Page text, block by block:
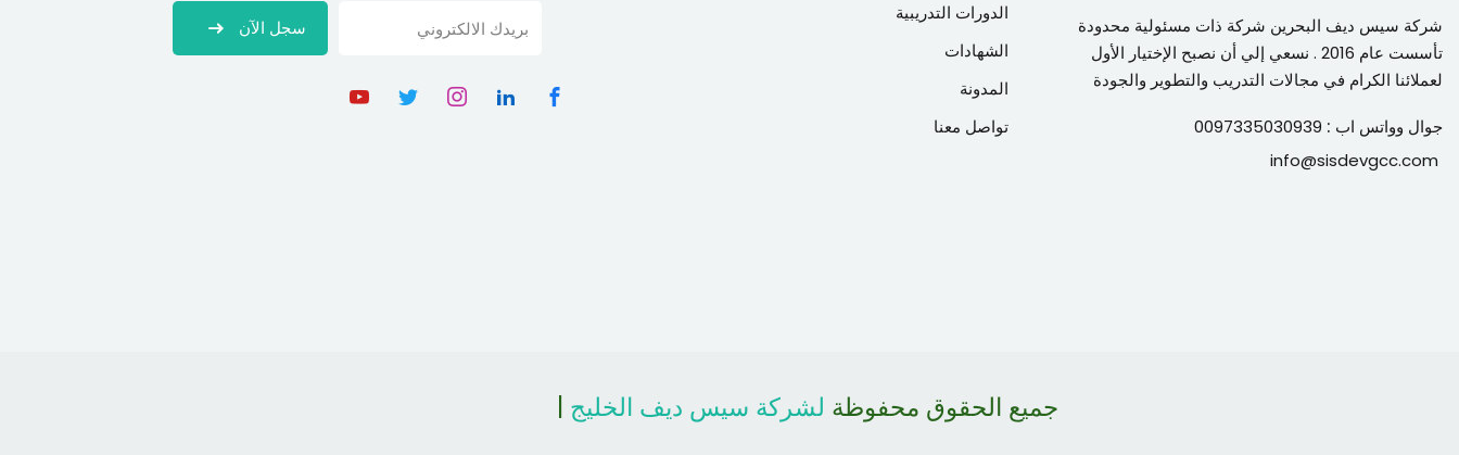
شركة سيس ديف البحرين شركة ذات مسئولية محدودة
تأسست عام 2016 . نسعي إلي أن نصبح الإختيار الأول
لعملائنا الكرام في مجالات التدريب والتطوير والجودة
جوال وواتس اب :
info@sisdevgcc.com
الدورات التدريبية
الشهادات
المدونة
تواصل معنا
سجل الآن
جميع الحقوق محفوظة لشركة سيس ديف الخليج |